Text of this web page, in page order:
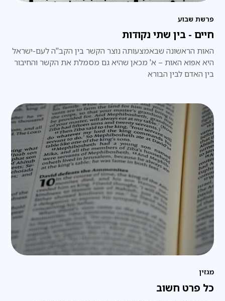
פרשת שבוע
חיים - בין שתי נקודות
האות הראשונה שבאמצעותה נוצר הקשר בין הקב"ה לעם-ישראל
היא אפוא האות – א' מכאן שהיא גם מסמלת את הקשר והחיבור
בין האדם לבין הבורא
מגזין
כל פרט חשוב